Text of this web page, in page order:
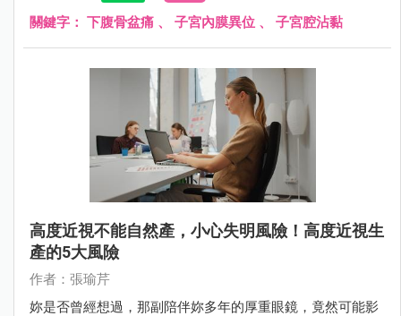
關鍵字： 下腹骨盆痛 、 子宮內膜異位 、 子宮腔沾黏
高度近視不能自然產，小心失明風險！高度近視生
產的5大風險
作者：張瑜芹
妳是否曾經想過，那副陪伴妳多年的厚重眼鏡，竟然可能影